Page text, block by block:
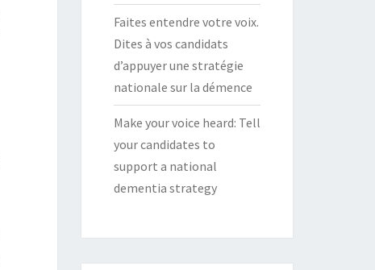
Faites entendre votre voix.
Dites à vos candidats
d’appuyer une stratégie
nationale sur la démence
Make your voice heard: Tell
your candidates to
support a national
dementia strategy